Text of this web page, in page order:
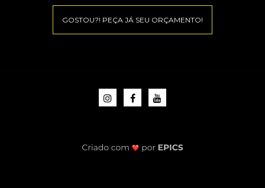
GOSTOU?! PEÇA JÁ SEU ORÇAMENTO!